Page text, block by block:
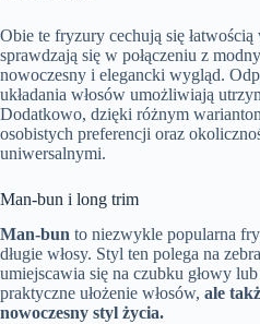
Obie te fryzury cechują się
sprawdzają się w połączeniu z
nowoczesny i elegancki wygląd.
układania włosów umożliwiają
Dodatkowo, dzięki różnym
osobistych preferencji oraz
uniwersalnymi.
Man-bun i long trim
Man-bun to niezwykle popularna
długie włosy. Styl ten polega na
umiejscawia się na czubku głowy
praktyczne ułożenie włosów, ale
nowoczesny styl życia.